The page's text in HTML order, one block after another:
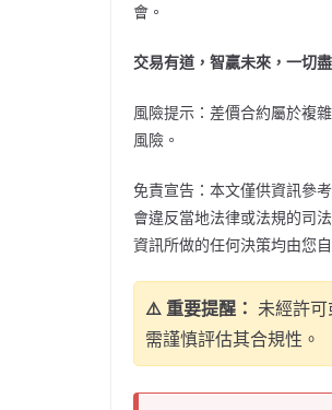
會。
交易有道，智贏未來，一切
風險提示：差價合約屬於複
風險。
免責宣告：本文僅供資訊參
會違反當地法律或法規的司
資訊所做的任何決策均由您
⚠️ 重要提醒： 未經許
需謹慎評估其合規性。